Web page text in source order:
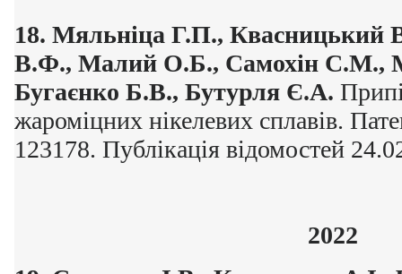
18. Мяльніца Г.П., Квасницький
В.Ф., Малий О.Б., Самохін С.М.,
Бугаєнко Б.В., Бутурля Є.А.
жароміцних нікелевих сплавів.
123178. Публікація відомостей
2022